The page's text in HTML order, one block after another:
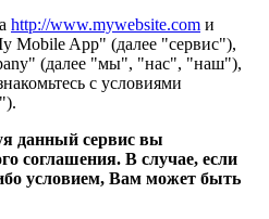
http://www.mywebsite.com и
Mobile App" (далее "сервис"),
(далее "мы", "нас", "наш"),
с условиями
данный сервис вы
соглашения. В случае, если
условием, Вам может быть